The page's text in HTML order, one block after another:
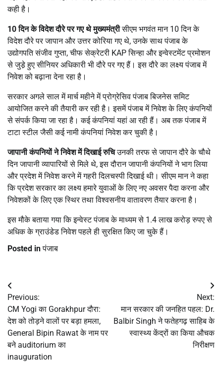
कही है।
10 दिन के विदेश दौरे पर गए थे मुख्यमंत्रीसीएम भगवंत मान 10 दिन के
विदेश दौरे पर जापान और उत्तर कोरिया गए थे, उनके साथ पंजाब के
उद्योगपति संजीव गुप्ता, चीफ सेक्रेटरी KAP सिन्हा और इन्वेस्टमेंट प्रमोशन
से जुडे़ हुए सीनियर अधिकारी भी दौरे पर गए हैं। इस दौरे का लक्ष्य पंजाब में
निवेश को बढ़ाना देना रहा है।
सरकार अगले साल में मार्च महीने में प्रोग्रेसिव पंजाब बिजनेस समिट
आयोजित करने की तैयारी कर रही है। इसमें पंजाब में निवेश के लिए कंपनियों
से संपर्क किया जा रहा है। कई कं​पनियां यहां आ रही हैं। अब तक पंजाब में
टाटा स्टील जैसी कई नामी कंपनियां निवेश कर चुकी है।
जापानी कंपनियों ने निवेश में दिखाई रुचिउनकी तरफ से जापान दौरे के चौथे
दिन जापानी व्यापारियों से मिले थे, इस दौरान जापानी कंपनियों ने भाग लिया
और प्रदेश में निवेश करने में गहरी दिलचस्पी दिखाई थी। सीएम मान ने कहा
कि प्रदेश सरकार का लक्ष्य हमारे युवाओं के लिए नए अवसर पैदा करना और
निवेशकों के लिए एक स्थिर तथा विश्वसनीय वातावरण तैयार करना है।
इस मौके बताया गया कि इन्वेस्ट पंजाब के माध्यम से 1.4 लाख करोड़ रुपए से
अधिक के ग्राउंडेड निवेश पहले ही सुरक्षित किए जा चुके हैं।
Posted inपंजाब
Post
navigation
Previous:
CM Yogi का Gorakhpur दौरा:
देश को तोड़ने वालों पर बड़ा हमला,
General Bipin Rawat के नाम पर
बने auditorium का
inauguration
Next:
मान सरकार की जनहित पहल: Dr.
Balbir Singh ने फतेहगढ़ साहिब के
स्वास्थ्य केंद्रों का किया औचक
निरीक्षण